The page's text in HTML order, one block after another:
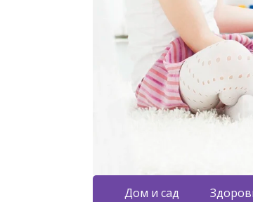
Дом и сад